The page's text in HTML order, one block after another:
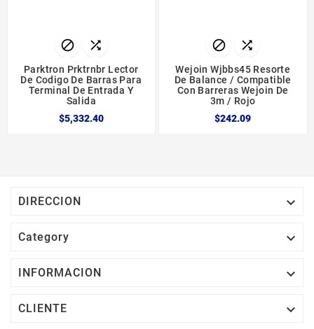
 
Parktron Prktrnbr Lector
De Codigo De Barras Para
Terminal De Entrada Y
Salida
$5,332.40
 
Wejoin Wjbbs45 Resorte
De Balance / Compatible
Con Barreras Wejoin De
3m / Rojo
$242.09
DIRECCION 
Category 
INFORMACION 
CLIENTE 